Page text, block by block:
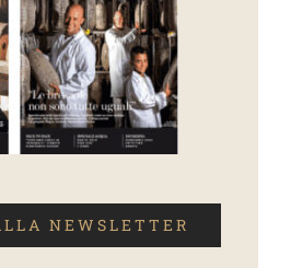
NEWSLETTER